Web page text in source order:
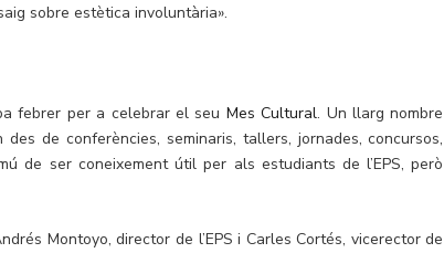
sobre estètica involuntària».
febrer per a celebrar el seu Mes Cultural. Un llarg nombre
de conferències, seminaris, tallers, jornades, concursos,
de ser coneixement útil per als estudiants de l’EPS, però
Montoyo, director de l’EPS i Carles Cortés, vicerector de